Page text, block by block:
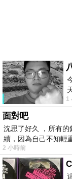
1
面對吧
沈思了好久 ，所有
續，因為自己不知輕
不
2 小時前